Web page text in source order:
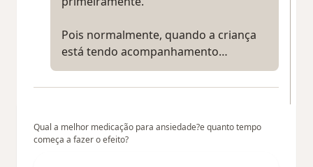
Pois normalmente, quando a criança
está tendo acompanhamento…
Qual a melhor medicação para ansiedade?e quanto tempo
começa a fazer o efeito?